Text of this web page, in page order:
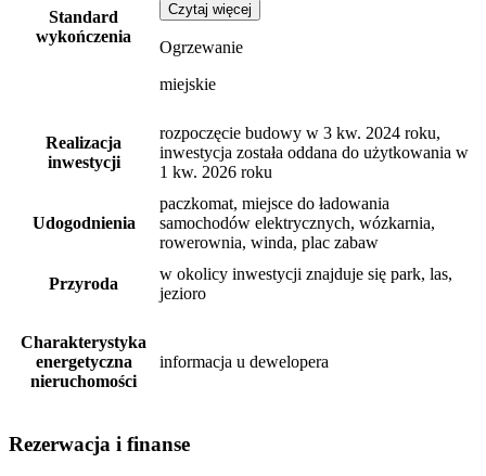
Standard
wykończenia
Czytaj więcej
Ogrzewanie
miejskie
Realizacja
inwestycji
rozpoczęcie budowy w 3 kw. 2024 roku,
inwestycja została oddana do użytkowania w
1 kw. 2026 roku
Udogodnienia
paczkomat, miejsce do ładowania
samochodów elektrycznych, wózkarnia,
rowerownia, winda, plac zabaw
Przyroda
w okolicy inwestycji znajduje się park, las,
jezioro
Charakterystyka
energetyczna
nieruchomości
informacja u dewelopera
Rezerwacja i finanse